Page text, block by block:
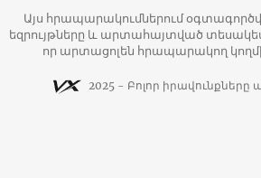
Այս հրապարակումներում
եզրույթները և արտահայտված
որ արտացոլեն հրապարակող
2025 - Բոլոր